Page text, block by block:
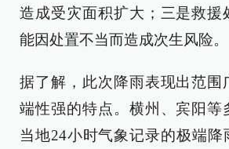
造成受灾面积扩大；三是救援
能因处置不当而造成次生风险。
据了解，此次降雨表现出范围
端性强的特点。横州、宾阳等
当地24小时气象记录的极端降